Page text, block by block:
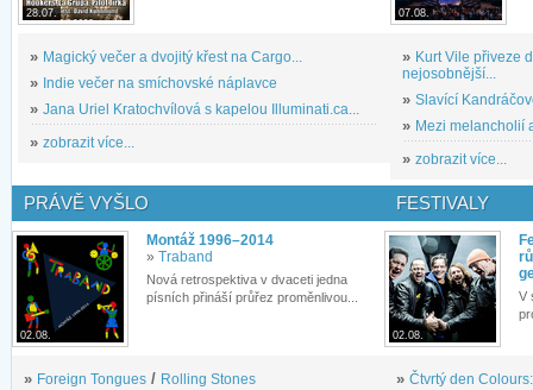
28.07.
» Magický večer a dvojitý křest na Cargo...
» Indie večer na smíchovské náplavce
» Jana Uriel Kratochvílová s kapelou Illuminati.ca...
» zobrazit více...
07.08.
» Kurt Vile přiveze
nejosobnější...
» Slavící
» Mezi melancholií
» zobrazit více...
PRÁVĚ VYŠLO
02.08.
Montáž 1996–2014
» Traband
Nová retrospektiva v dvaceti jedna
písních přináší průřez proměnlivou...
» Foreign Tongues / Rolling Stones
FESTIVALY
02.08.
V
» Čtvrtý den